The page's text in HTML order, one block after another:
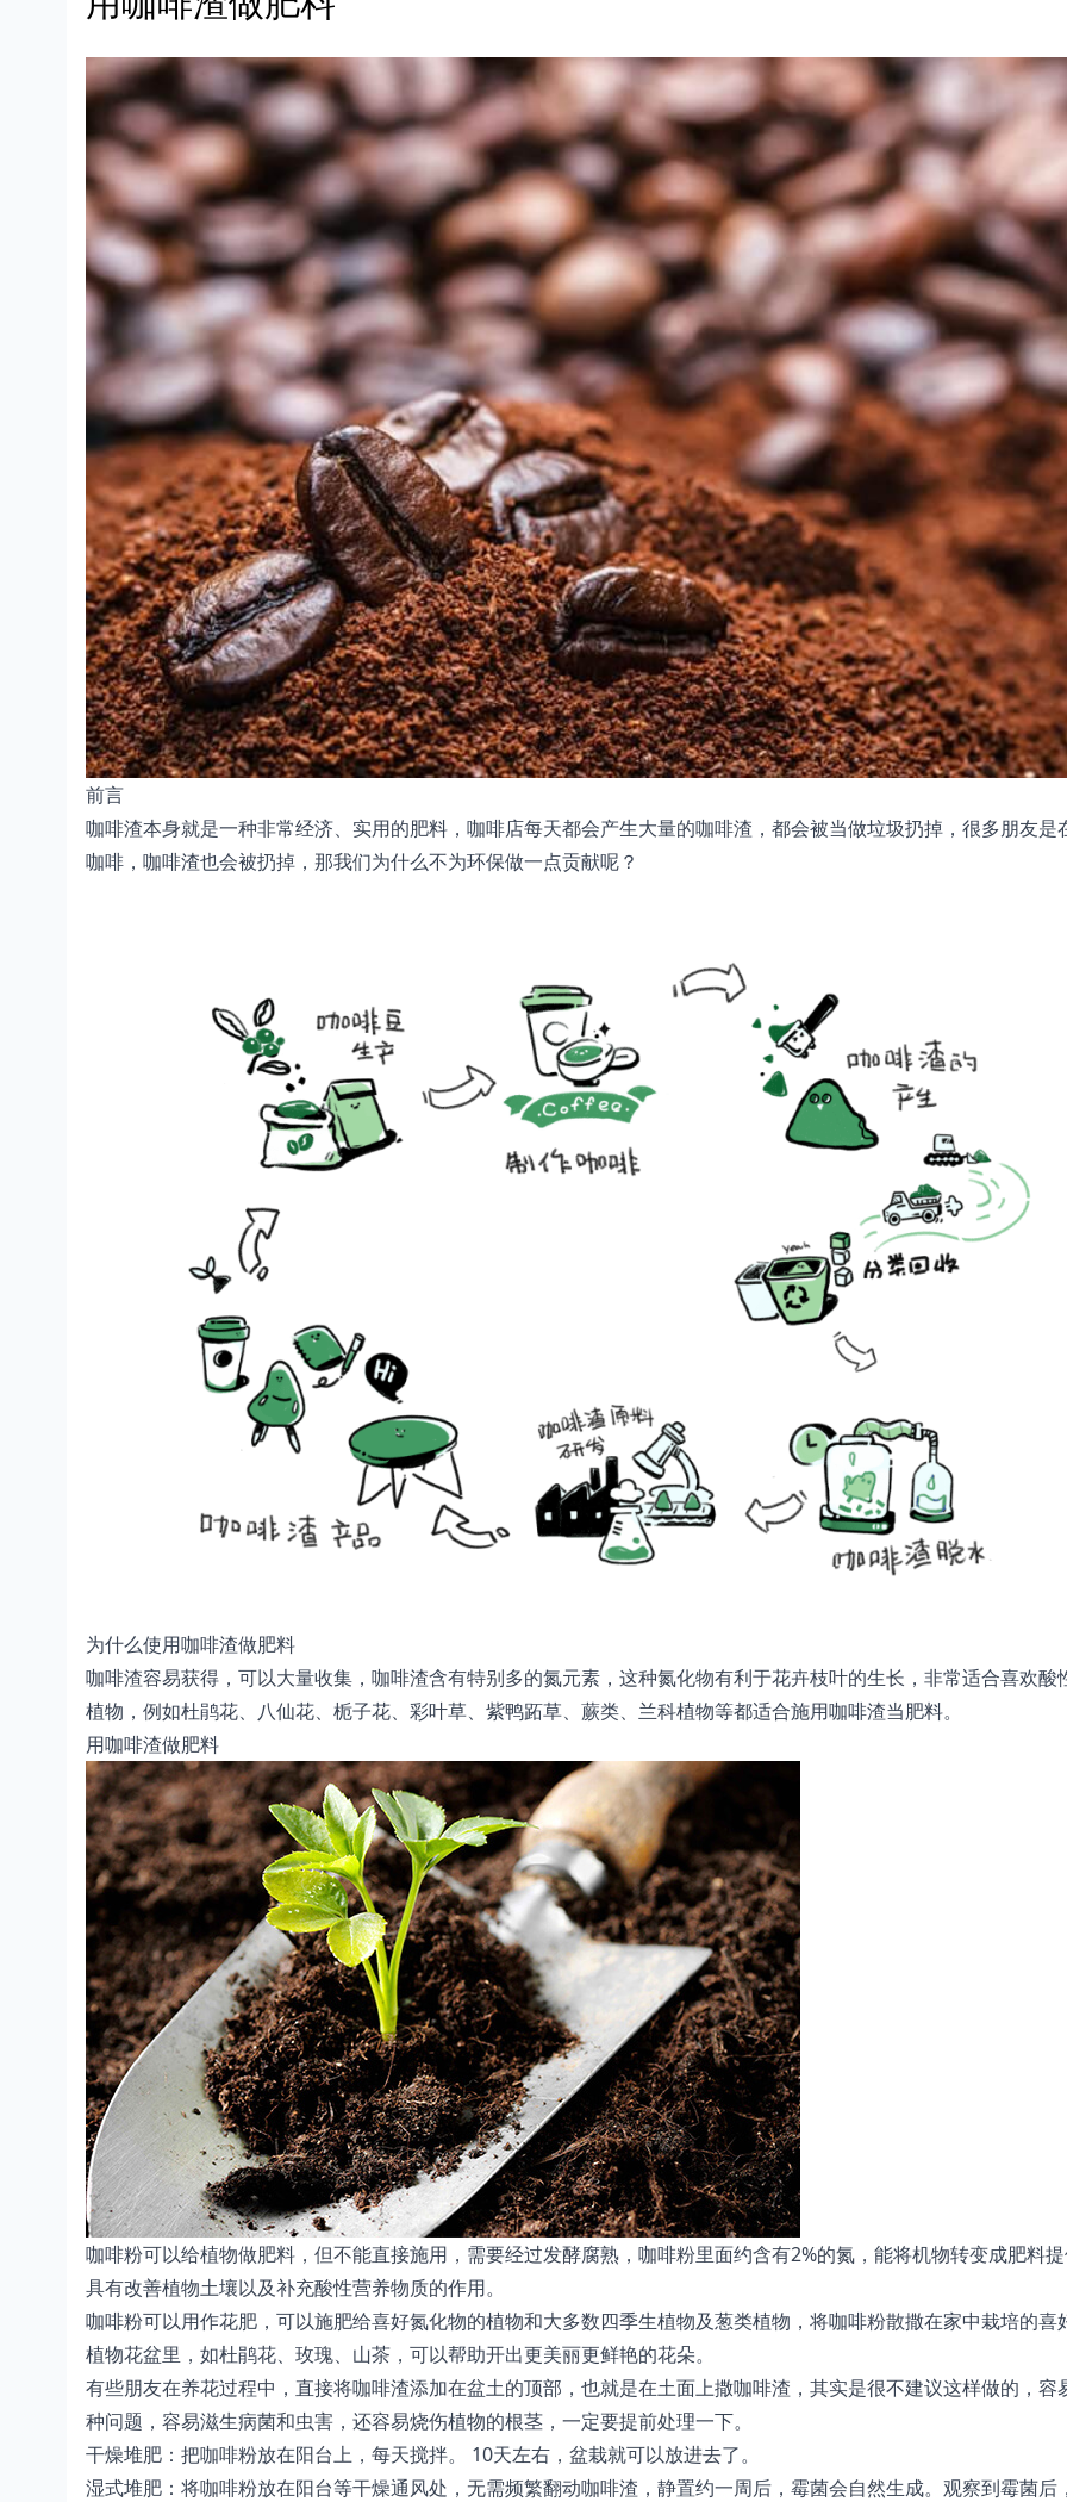
前言
咖啡渣本身就是一种非常经济、实用的肥料，咖啡店每天都会产生大量的咖啡渣，都会被当做垃圾扔掉，很多朋友是
咖啡，咖啡渣也会被扔掉，那我们为什么不为环保做一点贡献呢？
为什么使用咖啡渣做肥料
咖啡渣容易获得，可以大量收集，咖啡渣含有特别多的氮元素，这种氮化物有利于花卉枝叶的生长，非常适合喜欢酸
植物，例如杜鹃花、八仙花、栀子花、彩叶草、紫鸭跖草、蕨类、兰科植物等都适合施用咖啡渣当肥料。
用咖啡渣做肥料
咖啡粉可以给植物做肥料，但不能直接施用，需要经过发酵腐熟，咖啡粉里面约含有2%的氮，能将机物转变成肥料
具有改善植物土壤以及补充酸性营养物质的作用。
咖啡粉可以用作花肥，可以施肥给喜好氮化物的植物和大多数四季生植物及葱类植物，将咖啡粉散撒在家中栽培的喜
植物花盆里，如杜鹃花、玫瑰、山茶，可以帮助开出更美丽更鲜艳的花朵。
有些朋友在养花过程中，直接将咖啡渣添加在盆土的顶部，也就是在土面上撒咖啡渣，其实是很不建议这样做的，容
种问题，容易滋生病菌和虫害，还容易烧伤植物的根茎，一定要提前处理一下。
干燥堆肥：把咖啡粉放在阳台上，每天搅拌。 10天左右，盆栽就可以放进去了。
湿式堆肥：将咖啡粉放在阳台等干燥通风处，无需频繁翻动咖啡渣，静置约一周后，霉菌会自然生成。观察到霉菌后